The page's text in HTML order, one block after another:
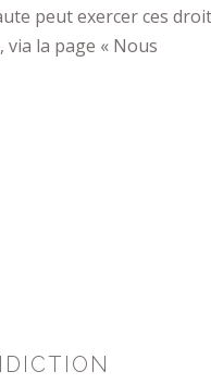
peut exercer ces
la page « Nous